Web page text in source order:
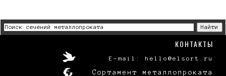
КОНТАКТЫ
E-mail: hello@elsort.ru
Сортамент металлопроката